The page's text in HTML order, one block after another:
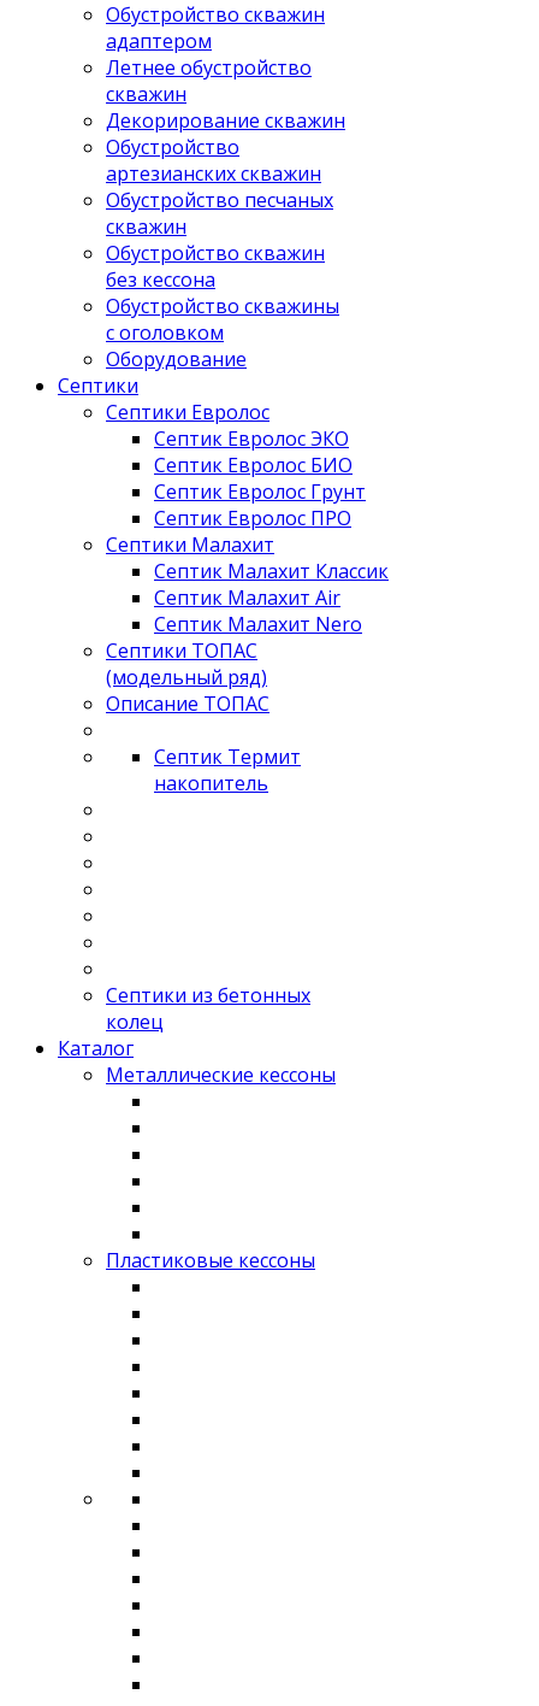
Обустройство скважин
адаптером
Летнее обустройство
скважин
Декорирование скважин
Обустройство
артезианских скважин
Обустройство песчаных
скважин
Обустройство скважин
без кессона
Обустройство скважины
с оголовком
Оборудование
Септики
Септики Евролос
Септик Евролос ЭКО
Септик Евролос БИО
Септик Евролос Грунт
Септик Евролос ПРО
Септики Малахит
Септик Малахит Классик
Септик Малахит Air
Септик Малахит Nero
Септики ТОПАС
(модельный ряд)
Описание ТОПАС
Септик Термит
накопитель
Септики из бетонных
колец
Каталог
Металлические кессоны
Пластиковые кессоны